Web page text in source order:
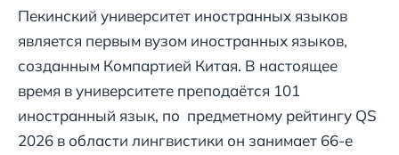
Пекинский университет иностранных языков
является первым вузом иностранных языков,
созданным Компартией Китая. В настоящее
время в университете преподаётся 101
иностранный язык, по предметному рейтингу QS
2026 в области лингвистики он занимает 66-е